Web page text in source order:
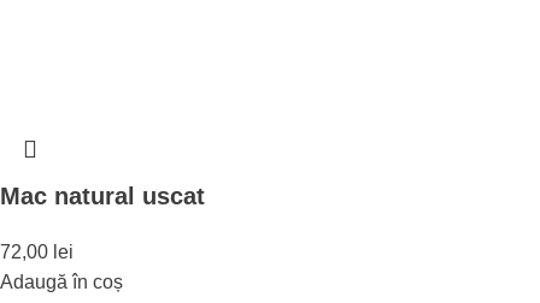
Mac natural uscat
72,00 lei
Adaugă în coș